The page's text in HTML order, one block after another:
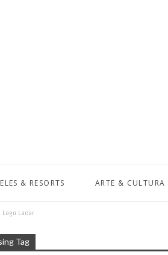
& RESORTS ARTE & CULTURA
Lago Lacar
Tag